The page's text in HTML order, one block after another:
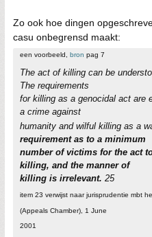
Zo ook hoe dingen
casu onbegrensd maakt:
een voorbeeld, bron pag 7
The act of killing can be
The requirements
for killing as a genocidal act are
a crime against
humanity and wilful killing as a
requirement as to a minimum
number of victims for the act
killing, and the manner of
killing is irrelevant. 25
item 23 verwijst naar jurisprudentie mbt
(Appeals Chamber), 1 June
2001